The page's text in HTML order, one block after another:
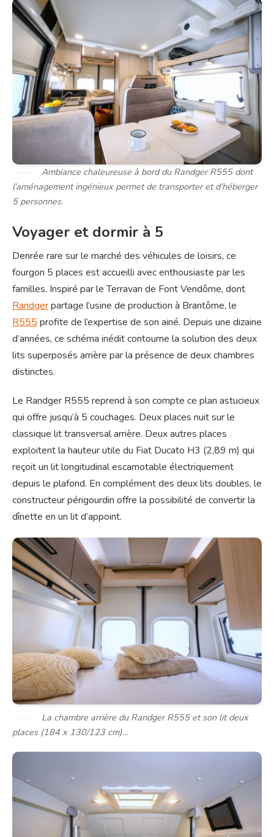
Ambiance chaleureuse à bord du Randger R555 dont
l’aménagement ingénieux permet de transporter et d’héberger
5 personnes.
Voyager et dormir à 5
Denrée rare sur le marché des véhicules de loisirs, ce
fourgon 5 places est accueilli avec enthousiaste par les
familles. Inspiré par le Terravan de Font Vendôme, dont
Randgerpartage l’usine de production à Brantôme, le
R555 profite de l’expertise de son ainé. Depuis une dizaine
d’années, ce schéma inédit contourne la solution des deux
lits superposés arrière par la présence de deux chambres
distinctes.
Le Randger R555 reprend à son compte ce plan astucieux
qui offre jusqu’à 5 couchages. Deux places nuit sur le
classique lit transversal arrière. Deux autres places
exploitent la hauteur utile du Fiat Ducato H3 (2,89 m) qui
reçoit un lit longitudinal escamotable électriquement
depuis le plafond. En complément des deux lits doubles, le
constructeur périgourdin offre la possibilité de convertir la
dînette en un lit d’appoint.
La chambre arrière du Randger R555 et son lit deux
places (184 x 130/123 cm)…